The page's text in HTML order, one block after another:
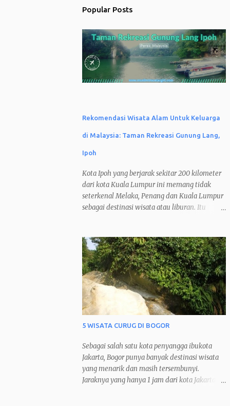
Popular Posts
Rekomendasi Wisata Alam Untuk Keluarga
di Malaysia: Taman Rekreasi Gunung Lang,
Ipoh
Kota Ipoh yang berjarak sekitar 200 kilometer
dari kota Kuala Lumpur ini memang tidak
seterkenal Melaka, Penang dan Kuala Lumpur
sebagai destinasi wisata atau liburan. Itu
justru inilah yang membuat saya menyukai
kota Ipoh dan menjadikannya kota favorit saya
ketika berkunjung ke Malaysia.
5 WISATA CURUG DI BOGOR
Sebagai salah satu kota penyangga ibukota
Jakarta, Bogor punya banyak destinasi wisata
yang menarik dan masih tersembunyi.
Jaraknya yang hanya 1 jam dari kota Jakarta